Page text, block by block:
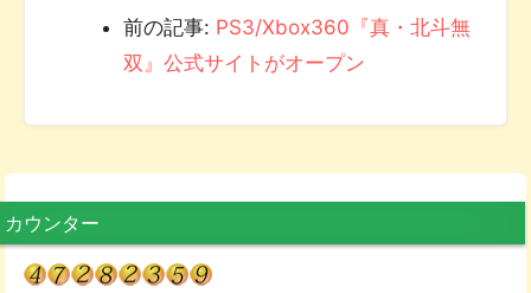
前の記事: PS3/Xbox360『真・北斗無
双』公式サイトがオープン
カウンター